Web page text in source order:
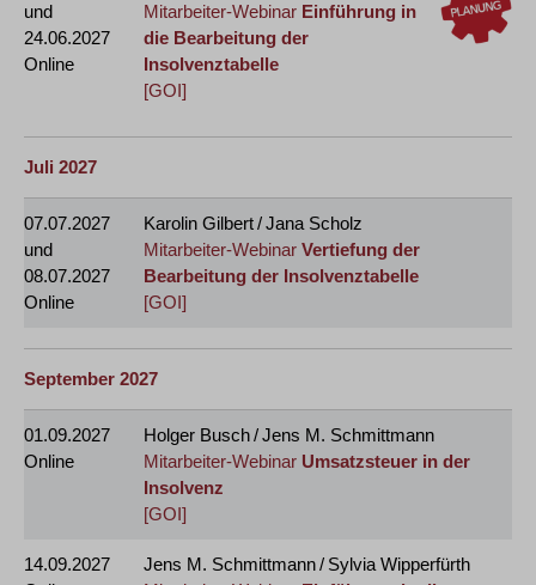
und
24.06.2027
Online
Mitarbeiter-Webinar Einführung in
die Bearbeitung der
Insolvenztabelle
[GOI]
Juli 2027
07.07.2027
und
08.07.2027
Online
Karolin Gilbert / Jana Scholz
Mitarbeiter-Webinar Vertiefung der
Bearbeitung der Insolvenztabelle
[GOI]
September 2027
01.09.2027
Online
Holger Busch / Jens M. Schmittmann
Mitarbeiter-Webinar Umsatzsteuer in der
Insolvenz
[GOI]
14.09.2027
Jens M. Schmittmann / Sylvia Wipperfürth